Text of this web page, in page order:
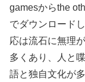
gamesからthe
でダウンロード
応は流石に無理
多くあり、人と
語と独自文化が